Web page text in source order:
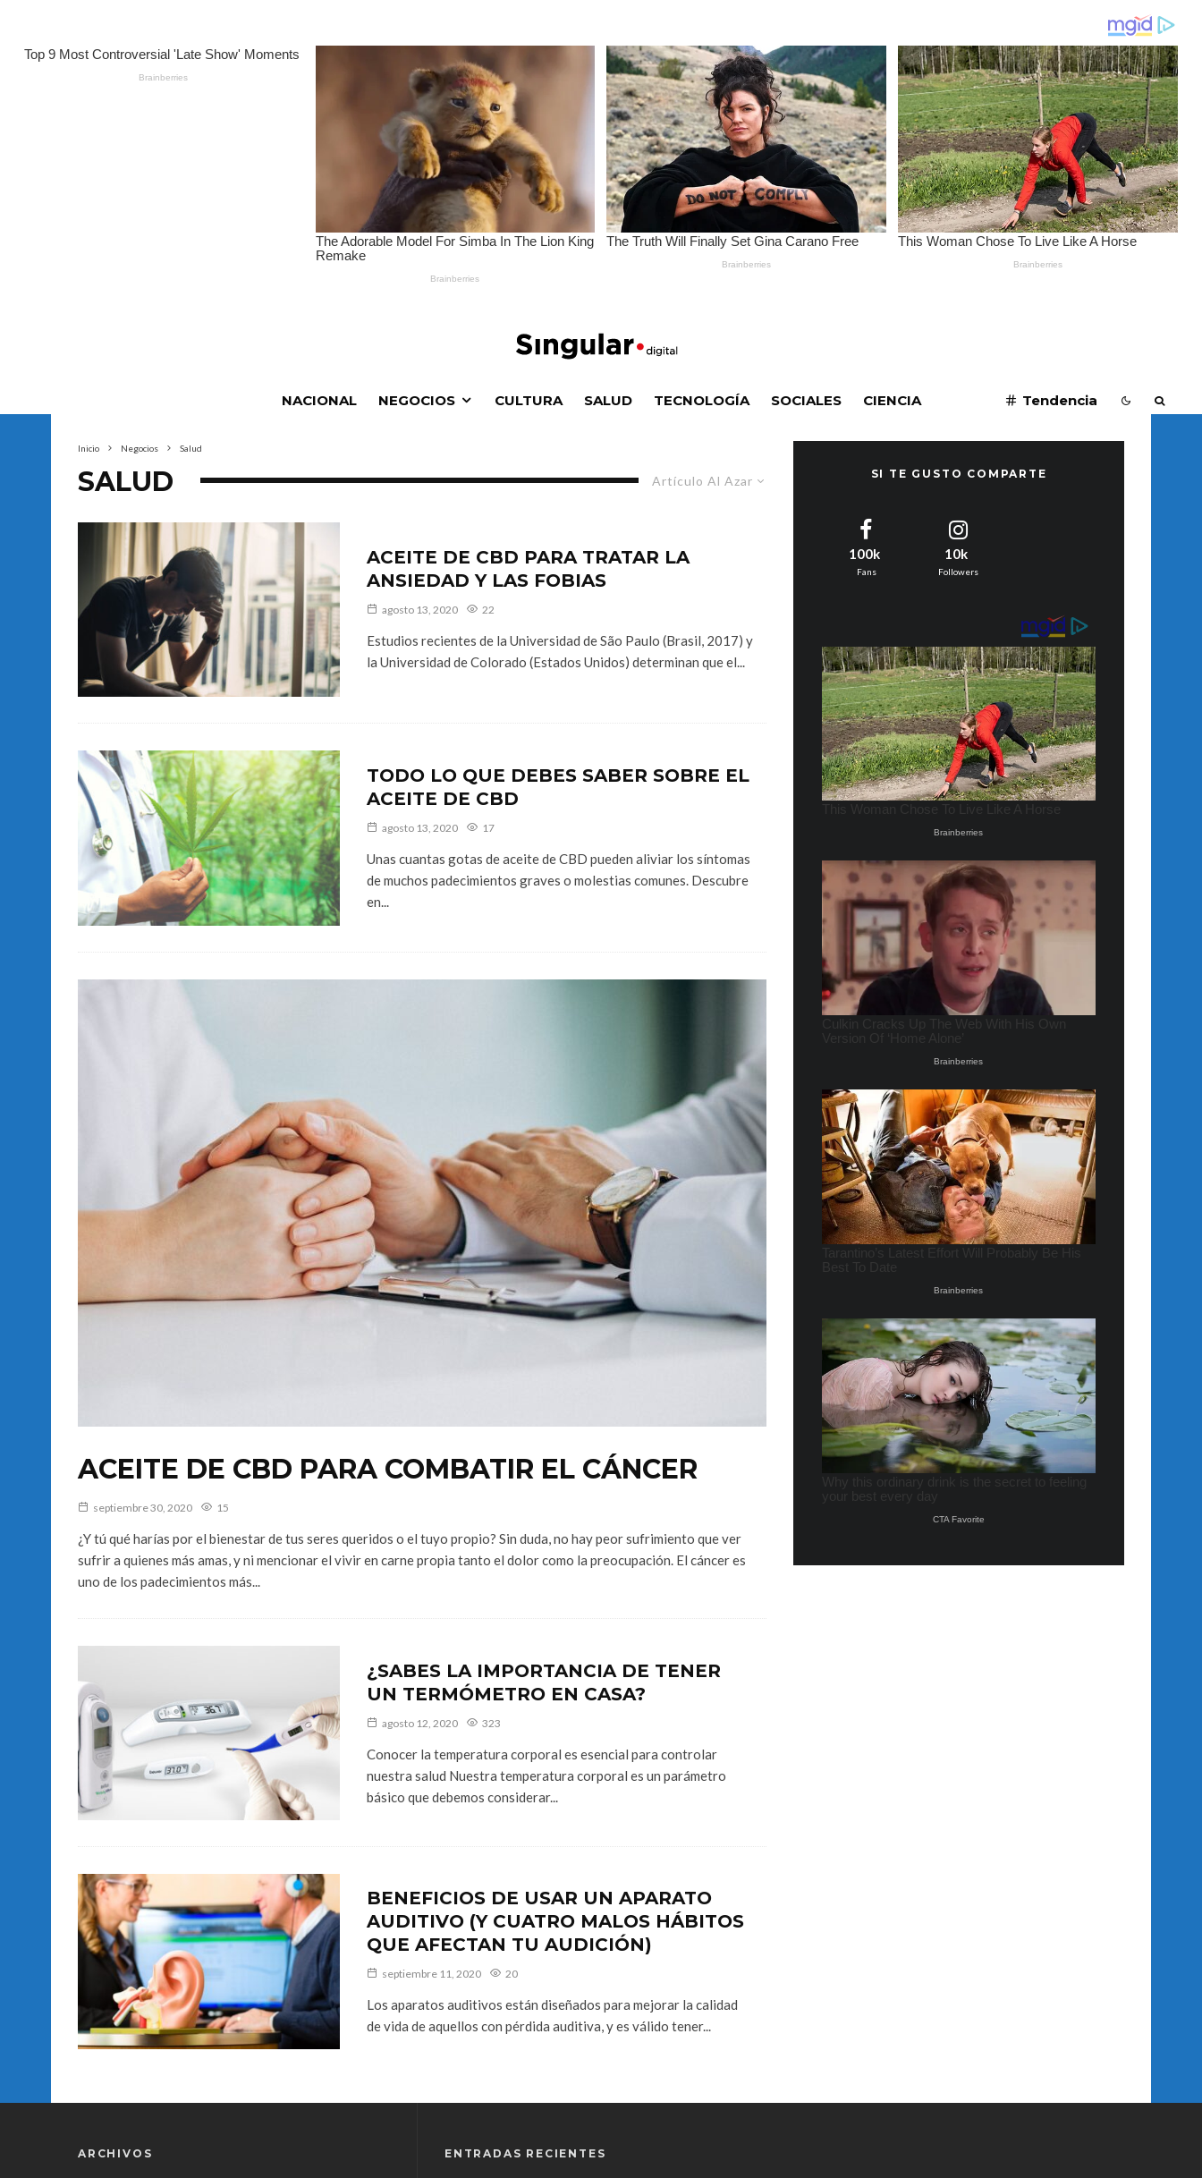
NACIONAL NEGOCIOS CULTURA SALUD TECNOLOGÍA SOCIALES CIENCIA Tendencia
Inicio Negocios Salud
Artículo Al Azar
SALUD
ACEITE DE CBD PARA TRATAR LA
ANSIEDAD Y LAS FOBIAS
agosto 13, 2020 22
Estudios recientes de la Universidad de São Paulo (Brasil, 2017) y
la Universidad de Colorado (Estados Unidos) determinan que el...
TODO LO QUE DEBES SABER SOBRE EL
ACEITE DE CBD
agosto 13, 2020 17
Unas cuantas gotas de aceite de CBD pueden aliviar los síntomas
de muchos padecimientos graves o molestias comunes. Descubre
en...
ACEITE DE CBD PARA COMBATIR EL CÁNCER
septiembre 30, 2020 15
¿Y tú qué harías por el bienestar de tus seres queridos o el tuyo propio? Sin duda, no hay peor sufrimiento que ver
sufrir a quienes más amas, y ni mencionar el vivir en carne propia tanto el dolor como la preocupación. El cáncer es
uno de los padecimientos más...
¿SABES LA IMPORTANCIA DE TENER
UN TERMÓMETRO EN CASA?
agosto 12, 2020 323
Conocer la temperatura corporal es esencial para controlar
nuestra salud Nuestra temperatura corporal es un parámetro
básico que debemos considerar...
BENEFICIOS DE USAR UN APARATO
AUDITIVO (Y CUATRO MALOS HÁBITOS
QUE AFECTAN TU AUDICIÓN)
septiembre 11, 2020 20
Los aparatos auditivos están diseñados para mejorar la calidad
de vida de aquellos con pérdida auditiva, y es válido tener...
SI TE GUSTO COMPARTE
100k
Fans
10k
Followers
ARCHIVOS ENTRADAS RECIENTES